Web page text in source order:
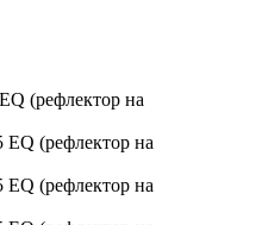
(рефлектор на